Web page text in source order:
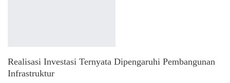
Realisasi Investasi Ternyata Dipengaruhi Pembangunan
Infrastruktur